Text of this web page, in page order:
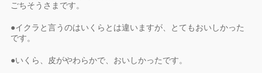
ごちそうさまです。
●イクラと言うのはいくらとは違いますが、とてもおいしかった
です。
●いくら、皮がやわらかで、おいしかったです。